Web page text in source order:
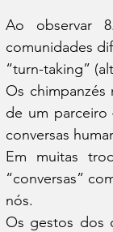
Ao observar
comunidades
“turn-taking”
Os
de um
conversas
Em muitas
“conversas”
nós.
Os gestos dos